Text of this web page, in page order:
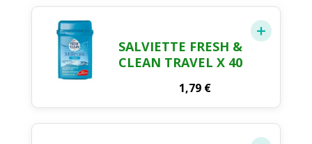
SALVIETTE FRESH &
CLEAN TRAVEL X 40
1,79 €